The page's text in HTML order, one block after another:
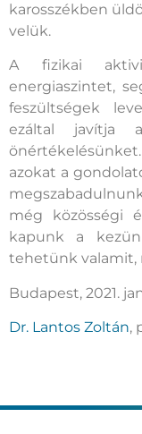
karosszékben
velük.
A fizikai
energiaszintet,
feszültségek
ezáltal javítja
azokat a
még közösségi
kapunk a
tehetünk valamit,
Budapest, 2021.
Dr. Lantos Zoltán,